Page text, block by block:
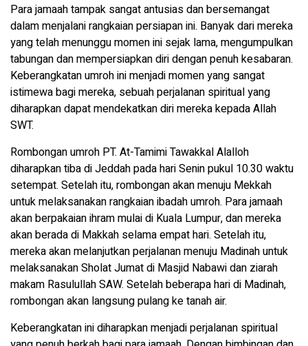
Para jamaah tampak sangat antusias dan bersemangat
dalam menjalani rangkaian persiapan ini. Banyak dari mereka
yang telah menunggu momen ini sejak lama, mengumpulkan
tabungan dan mempersiapkan diri dengan penuh kesabaran.
Keberangkatan umroh ini menjadi momen yang sangat
istimewa bagi mereka, sebuah perjalanan spiritual yang
diharapkan dapat mendekatkan diri mereka kepada Allah
SWT.
Rombongan umroh PT. At-Tamimi Tawakkal Alalloh
diharapkan tiba di Jeddah pada hari Senin pukul 10.30 waktu
setempat. Setelah itu, rombongan akan menuju Mekkah
untuk melaksanakan rangkaian ibadah umroh. Para jamaah
akan berpakaian ihram mulai di Kuala Lumpur, dan mereka
akan berada di Makkah selama empat hari. Setelah itu,
mereka akan melanjutkan perjalanan menuju Madinah untuk
melaksanakan Sholat Jumat di Masjid Nabawi dan ziarah
makam Rasulullah SAW. Setelah beberapa hari di Madinah,
rombongan akan langsung pulang ke tanah air.
Keberangkatan ini diharapkan menjadi perjalanan spiritual